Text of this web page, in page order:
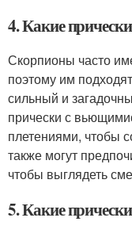
4. Какие
Скорпионы часто
поэтому им
сильный и
прически с
плетениями, чтобы
также могут
чтобы выглядеть
5. Какие